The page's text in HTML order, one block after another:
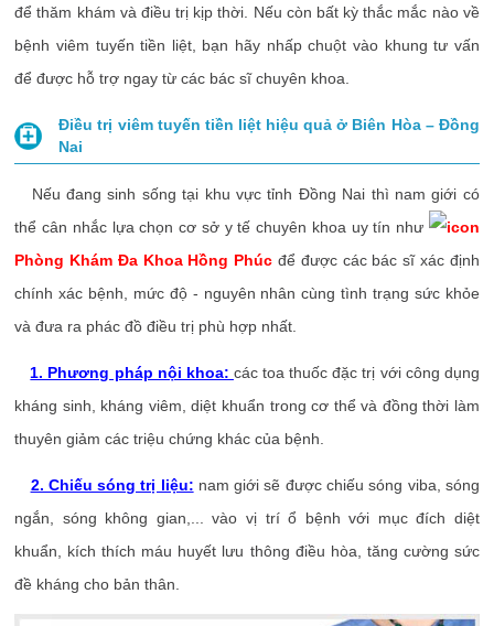
để thăm khám và điều trị kịp thời. Nếu còn bất kỳ thắc mắc nào về
bệnh viêm tuyến tiền liệt, bạn hãy nhấp chuột vào khung tư vấn
để được hỗ trợ ngay từ các bác sĩ chuyên khoa.
Điều trị viêm tuyến tiền liệt hiệu quả ở Biên Hòa – Đồng
Nai
Nếu đang sinh sống tại khu vực tỉnh Đồng Nai thì nam giới có
thể cân nhắc lựa chọn cơ sở y tế chuyên khoa uy tín như
Phòng Khám Đa Khoa Hồng Phúc để được các bác sĩ xác định
chính xác bệnh, mức độ - nguyên nhân cùng tình trạng sức khỏe
và đưa ra phác đồ điều trị phù hợp nhất.
1. Phương pháp nội khoa: các toa thuốc đặc trị với công dụng
kháng sinh, kháng viêm, diệt khuẩn trong cơ thể và đồng thời làm
thuyên giảm các triệu chứng khác của bệnh.
2. Chiếu sóng trị liệu: nam giới sẽ được chiếu sóng viba, sóng
ngắn, sóng không gian,... vào vị trí ổ bệnh với mục đích diệt
khuẩn, kích thích máu huyết lưu thông điều hòa, tăng cường sức
đề kháng cho bản thân.